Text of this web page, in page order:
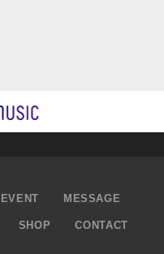
MESSAGE
SHOP CONTACT